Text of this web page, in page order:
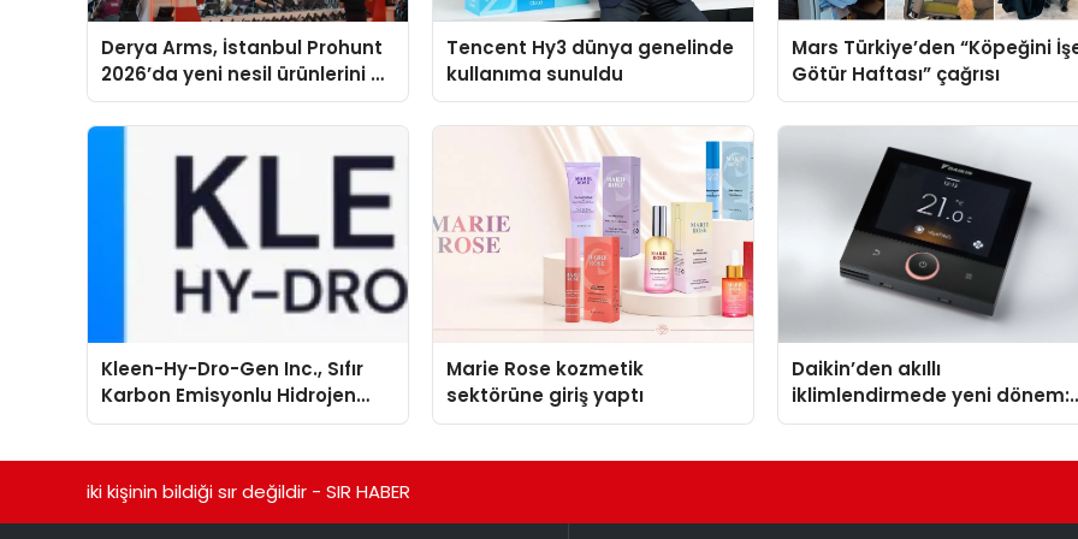
Derya Arms, İstanbul Prohunt
2026’da yeni nesil ürünlerini ve
global marka vizyonunu
sergiledi
Tencent Hy3 dünya genelinde
kullanıma sunuldu
Mars Türkiye’den “Köpeğini
Götür Haftası” çağrısı
Kleen-Hy-Dro-Gen Inc., Sıfır
Karbon Emisyonlu Hidrojen
Isıtma Teknolojisinde ISO ve
Marie Rose kozmetik
sektörüne giriş yaptı
Daikin’den akıllı
iklimlendirmede yeni dönem:
Madoka Plus Türkiye’de
iki kişinin bildiği sır değildir - SIR HABER